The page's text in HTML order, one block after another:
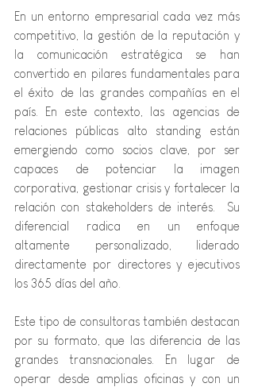
En un entorno empresarial cada vez más
competitivo, la gestión de la reputación y
la comunicación estratégica se han
convertido en pilares fundamentales para
el éxito de las grandes compañías en el
país. En este contexto, las agencias de
relaciones públicas alto standing están
emergiendo como socios clave, por ser
capaces de potenciar la imagen
corporativa, gestionar crisis y fortalecer la
relación con stakeholders de interés.  Su
diferencial radica en un enfoque
altamente personalizado, liderado
directamente por directores y ejecutivos
los 365 días del año.
Este tipo de consultoras también destacan
por su formato, que las diferencia de las
grandes transnacionales. En lugar de
operar desde amplias oficinas y con un